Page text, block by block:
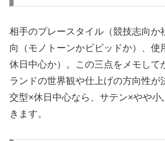
相手のプレースタイル（競技志向か
向（モノトーンかビビッドか）、使
休日中心か）。この三点をメモして
ランドの世界観や仕上げの方向性が
交型×休日中心なら、サテン×やや小
きます。